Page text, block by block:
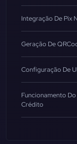
Integração De Pix
Geração De
Configuração De
Funcionamento
Crédito